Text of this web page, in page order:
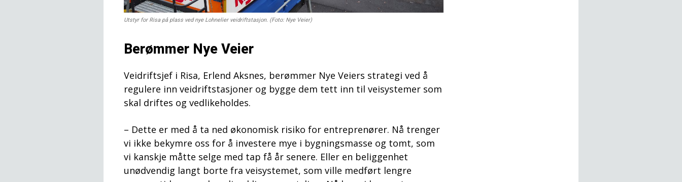
Utstyr for Risa på plass ved nye Lohnelier veidriftstasjon. (Foto: Nye Veier)
Berømmer Nye Veier
Veidriftsjef i Risa, Erlend Aksnes, berømmer Nye Veiers strategi ved å
regulere inn veidriftstasjoner og bygge dem tett inn til veisystemer som
skal driftes og vedlikeholdes.
– Dette er med å ta ned økonomisk risiko for entreprenører. Nå trenger
vi ikke bekymre oss for å investere mye i bygningsmasse og tomt, som
vi kanskje måtte selge med tap få år senere. Eller en beliggenhet
unødvendig langt borte fra veisystemet, som ville medført lengre